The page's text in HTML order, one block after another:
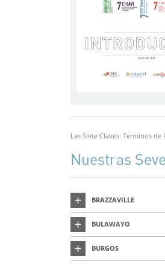
Las Siete Claves: Terminos de
Nuestras
BRAZZAVILLE
BULAWAYO
BURGOS